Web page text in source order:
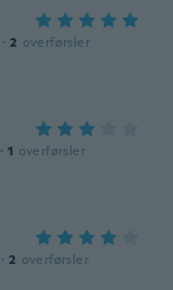
· 2 overførsler
· 1 overførsler
· 2 overførsler